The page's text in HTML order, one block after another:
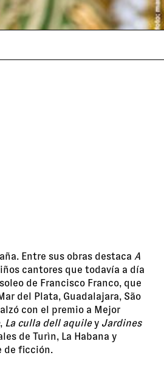
Entre sus obras destaca A
cantores que todavía a día
de Francisco Franco, que
del Plata, Guadalajara, São
con el premio a Mejor
, La culla dell aquiley Jardines
de Turìn, La Habana y
de ficción.